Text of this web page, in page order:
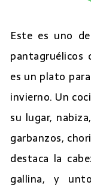
Este es uno
pantagruélicos
es un plato
invierno. Un
su lugar,
garbanzos,
destaca la
gallina, y